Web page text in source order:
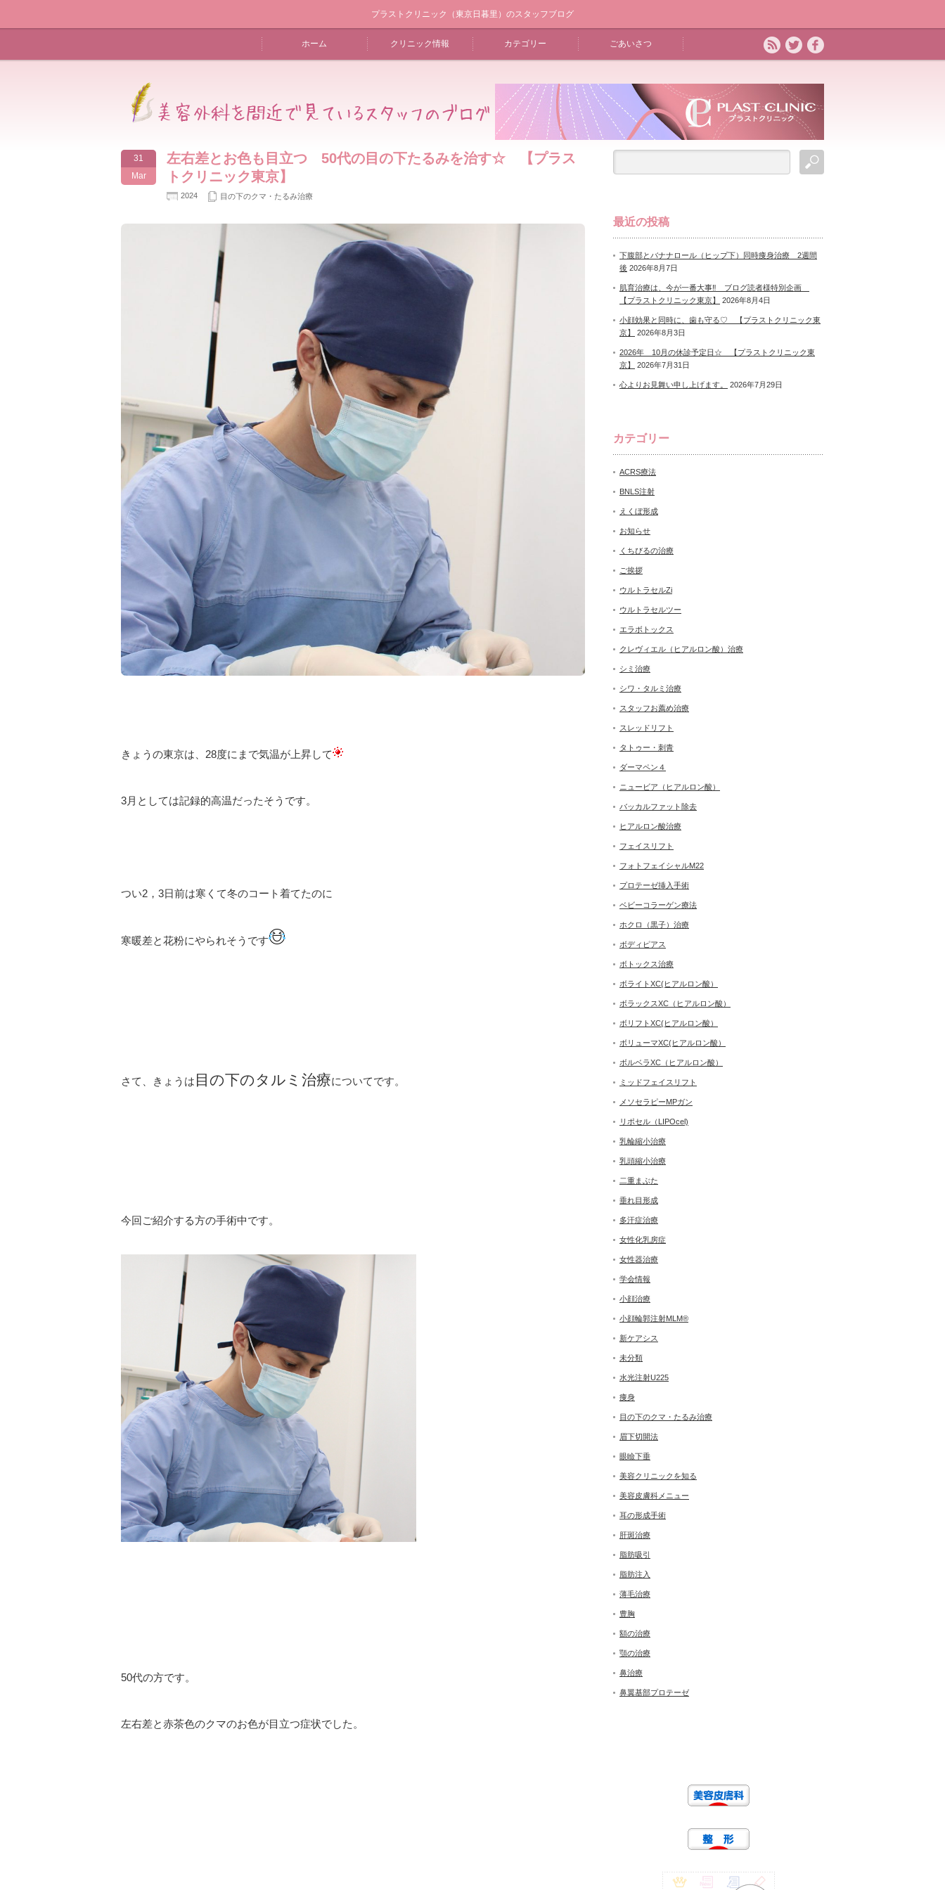
プラストクリニック（東京日暮里）のスタッフブログ
ホーム クリニック情報 カテゴリー ごあいさつ
31
Mar
左右差とお色も目立つ 50代の目の下たるみを治す☆ 【プラス
トクリニック東京】
2024 目の下のクマ・たるみ治療
きょうの東京は、28度にまで気温が上昇して
3月としては記録的高温だったそうです。
つい2，3日前は寒くて冬のコート着てたのに
寒暖差と花粉にやられそうです
さて、きょうは 目の下のタルミ治療についてです。
今回ご紹介する方の手術中です。
50代の方です。
左右差と赤茶色のクマのお色が目立つ症状でした。
最近の投稿
下腹部とバナナロール（ヒップ下）同時痩身治療 2週間
後 2026年8月7日
肌育治療は、今が一番大事‼ ブログ読者様特別企画
【プラストクリニック東京】
2026年8月4日
小顔効果と同時に、歯も守る♡ 【プラストクリニック東
京】
2026年8月3日
2026年 10月の休診予定日☆ 【プラストクリニック東
京】
2026年7月31日
心よりお見舞い申し上げます。 2026年7月29日
カテゴリー
ACRS療法
BNLS注射
えくぼ形成
お知らせ
くちびるの治療
ご挨拶
ウルトラセルZi
ウルトラセルツー
エラボトックス
クレヴィエル（ヒアルロン酸）治療
シミ治療
シワ・タルミ治療
スタッフお薦め治療
スレッドリフト
タトゥー・刺青
ダーマペン４
ニュービア（ヒアルロン酸）
バッカルファット除去
ヒアルロン酸治療
フェイスリフト
フォトフェイシャルM22
プロテーゼ挿入手術
ベビーコラーゲン療法
ホクロ（黒子）治療
ボディピアス
ボトックス治療
ボライトXC(ヒアルロン酸）
ボラックスXC（ヒアルロン酸）
ボリフトXC(ヒアルロン酸）
ボリューマXC(ヒアルロン酸）
ボルベラXC（ヒアルロン酸）
ミッドフェイスリフト
メソセラピーMPガン
リポセル（LIPOcel)
乳輪縮小治療
乳頭縮小治療
二重まぶた
垂れ目形成
多汗症治療
女性化乳房症
女性器治療
学会情報
小顔治療
小顔輪郭注射MLM®
新ケアシス
未分類
水光注射U225
痩身
目の下のクマ・たるみ治療
眉下切開法
眼瞼下垂
美容クリニックを知る
美容皮膚科メニュー
耳の形成手術
肝斑治療
脂肪吸引
脂肪注入
薄毛治療
豊胸
額の治療
顎の治療
鼻治療
鼻翼基部プロテーゼ